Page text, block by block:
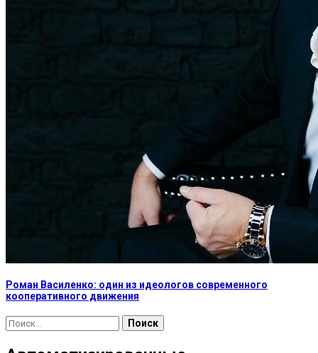
Роман Василенко: один из идеологов современного
кооперативного движения
Найти: